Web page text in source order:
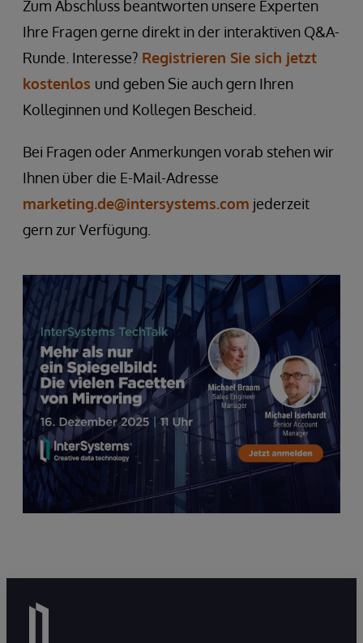
Zum Abschluss beantworten unsere Experten
Ihre Fragen gerne direkt in der interaktiven Q&A-
Runde. Interesse? Registrieren Sie sich jetzt
kostenlos und geben Sie auch gern Ihren
Kolleginnen und Kollegen Bescheid.
Bei Fragen oder Anmerkungen vorab stehen wir
Ihnen über die E-Mail-Adresse
marketing.de@intersystems.com jederzeit
gern zur Verfügung.